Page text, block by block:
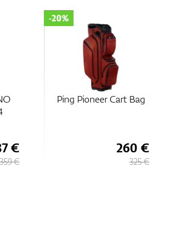
& GPS
€
359 €
Ping Pioneer Cart Bag
-20%
260 €
325 €